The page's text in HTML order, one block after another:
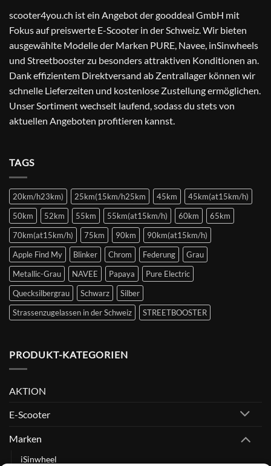
scooter4you.ch ist ein Angebot der gooddeal GmbH mit
Fokus auf preiswerte E-Scooter in der Schweiz. Wir bieten
ausgewählte Modelle der Marken PURE, Navee, inSinwheels
und Streetbooster zu besonders attraktiven Konditionen an.
Dank effizientem Direktversand ab Zentrallager können wir
schnelle Lieferzeiten und kostenlose Zustellung ermöglichen.
Unser Sortiment wechselt laufend, sodass du stets von
aktuellen Angeboten profitieren kannst.
TAGS
20km/h23km) 25km(15km/h25km 45km
45km(at15km/h)
50km
52km 55km 55km(at15km/h) 60km
65km
70km(at15km/h)
75km 90km
90km(at15km/h)
Apple Find My
Blinker Chrom Federung
Grau
Metallic-Grau
NAVEE Papaya
Pure Electric
Quecksilbergrau
Schwarz
Silber
Strassenzugelassen in der Schweiz
STREETBOOSTER
PRODUKT-KATEGORIEN
AKTION
E-Scooter
Marken
iSinwheel